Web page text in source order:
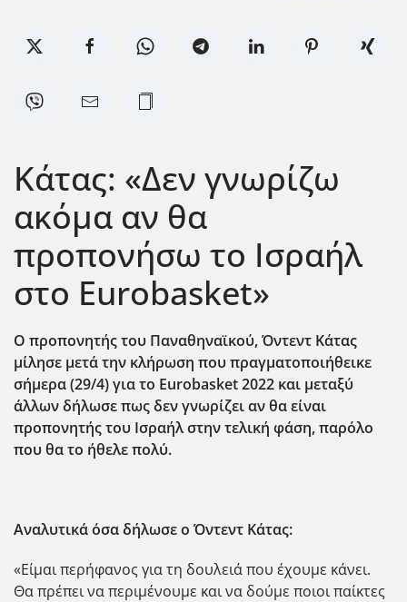
Κάτας: «Δεν γνωρίζω
ακόμα αν θα
προπονήσω το Ισραήλ
στο Eurobasket»
Ο προπονητής του Παναθηναϊκού, Όντεντ Κάτας
μίλησε μετά την κλήρωση που πραγματοποιήθεικε
σήμερα (29/4) για το Eurobasket 2022 και μεταξύ
άλλων δήλωσε πως δεν γνωρίζει αν θα είναι
προπονητής του Ισραήλ στην τελική φάση, παρόλο
που θα το ήθελε πολύ.
Αναλυτικά όσα δήλωσε ο Όντεντ Κάτας:
«Είμαι περήφανος για τη δουλειά που έχουμε κάνει.
Θα πρέπει να περιμένουμε και να δούμε ποιοι παίκτες